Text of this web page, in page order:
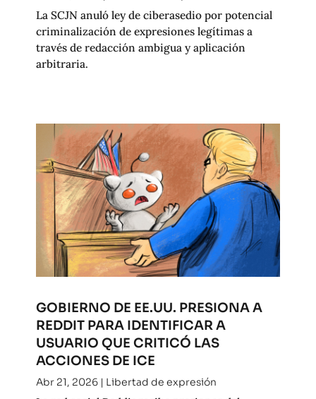
La SCJN anuló ley de ciberasedio por potencial
criminalización de expresiones legítimas a
través de redacción ambigua y aplicación
arbitraria.
GOBIERNO DE EE.UU. PRESIONA A
REDDIT PARA IDENTIFICAR A
USUARIO QUE CRITICÓ LAS
ACCIONES DE ICE
Abr 21, 2026| Libertad de expresión